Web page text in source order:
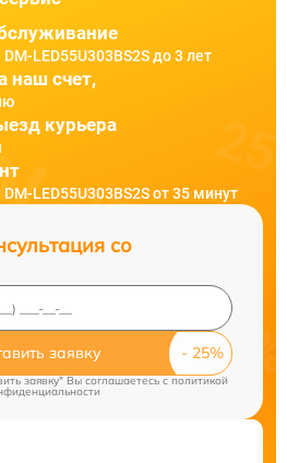
LED55U303BS2S до 3 лет
наш счет,
курьера
LED55U303BS2S от 35 минут
со
заявку
заявку" Вы соглашаетесь c политикой